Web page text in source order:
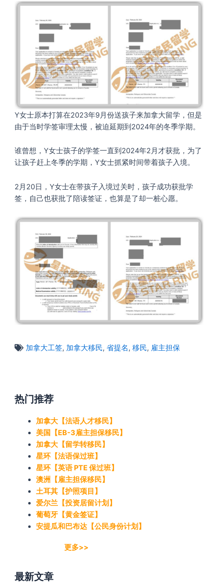
Y女士原本打算在2023年9月份送孩子来加拿大留学，但是
由于当时学签审理太慢，被迫延期到2024年的冬季学期。
谁曾想，Y女士孩子的学签一直到2024年2月才获批，为了
让孩子赶上冬季的学期，Y女士抓紧时间带着孩子入境。
2月20日，Y女士在带孩子入境过关时，孩子成功获批学
签，自己也获批了陪读签证，也算是了却一桩心愿。
加拿大工签, 加拿大移民,省提名,移民, 雇主担保
热门推荐
加拿大【法语人才移民】
美国【EB-3雇主担保移民】
加拿大【留学转移民】
星环【法语保过班】
星环【英语 PTE 保过班】
澳洲【雇主担保移民】
土耳其【护照项目】
爱尔兰【投资居留计划】
葡萄牙【黄金签证】
安提瓜和巴布达【公民身份计划】
更多>>
最新文章